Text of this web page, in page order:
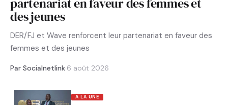
partenariat en faveur des femmes et
des jeunes
DER/FJ et Wave renforcent leur partenariat en faveur des
femmes et des jeunes
Par Socialnetlink·6 août 2026
A LA UNE